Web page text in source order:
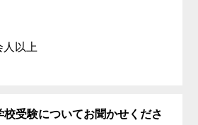
人以上
校受験についてお聞かせくださ